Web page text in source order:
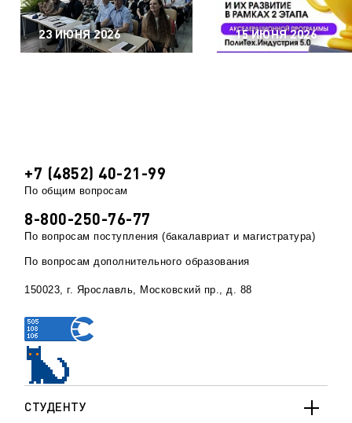
23 ИЮНЯ 2026 15 ИЮНЯ 2026
СТУДЕНТУ
+7 (4852) 40-21-99
По общим вопросам
8-800-250-76-77
По вопросам поступления (бакалавриат и магистратура)
По вопросам дополнительного образования
150023, г. Ярославль, Московский пр., д. 88